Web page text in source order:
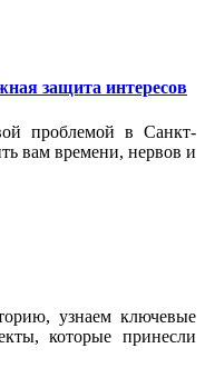
защита интересов
проблемой в Санкт-
вам времени, нервов и
узнаем ключевые
которые принесли